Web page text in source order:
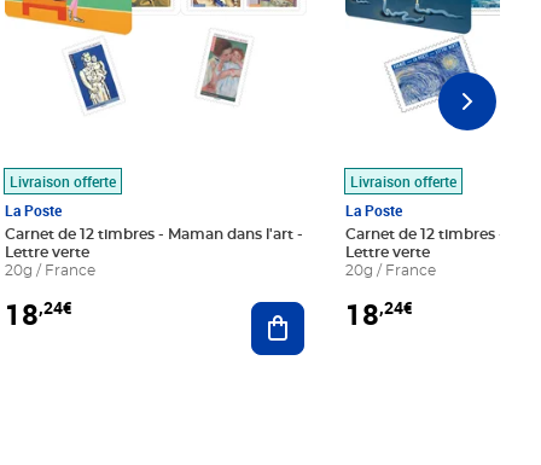
au panier
Livraison offerte
La Poste
Carnet de 12 timbres - Maman dans l'art -
Lettre verte
20g / France
18,24€ Ajouter au panier
Livraison offerte
La Poste
Carnet de 12 timbres - Le
Lettre verte
20g / France
18,24€